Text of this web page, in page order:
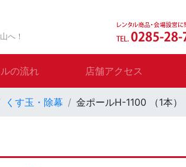
へ！
の流れ 店舗アクセス
くす玉・除幕 金ポールH-1100 （1本）